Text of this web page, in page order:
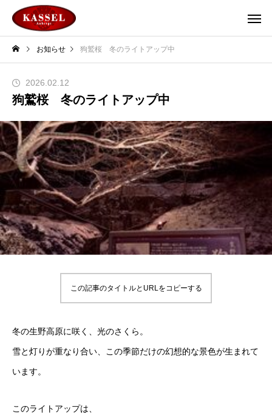
お知らせ 狗鷲桜 冬のライトアップ中
狗鷲桜 冬のライトアップ中
2026.02.12
この記事のタイトルとURLをコピーする
冬の生野高原に咲く、光のさくら。
雪と灯りが重なり合い、この季節だけの幻想的な景色が生まれて
います。
このライトアップは、